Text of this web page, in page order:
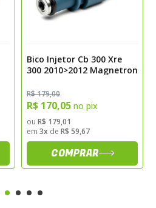
Bico Injetor Cb 300 Xre
300 2010>2012 Magnetron
R$ 179,00
R$ 170,05 no pix
ou R$ 179,01
em 3x de R$ 59,67
COMPRAR